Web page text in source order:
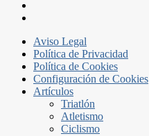
Aviso Legal
Política de Privacidad
Política de Cookies
Configuración de Cookies
Artículos
Triatlón
Atletismo
Ciclismo